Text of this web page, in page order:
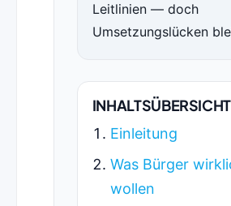
Leitlinien — doch
Umsetzungslücken
INHALTSÜBERSICHT
Einleitung
Was Bürger
wollen